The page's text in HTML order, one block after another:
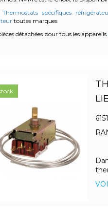
Thermostats spécifiques
toutes marques
détachées pour tous les appareils